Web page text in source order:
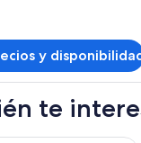
y
te